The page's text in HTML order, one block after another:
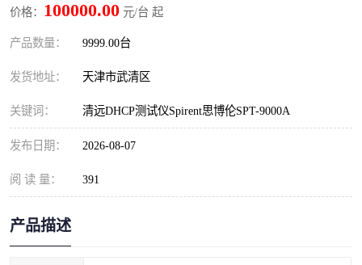
价格： 100000.00 元/台 起
产品数量： 9999.00台
发货地址： 天津市武清区
关键词： 清远DHCP测试仪Spirent思博伦SPT-9000A
发布日期： 2026-08-07
阅 读 量： 391
产品描述